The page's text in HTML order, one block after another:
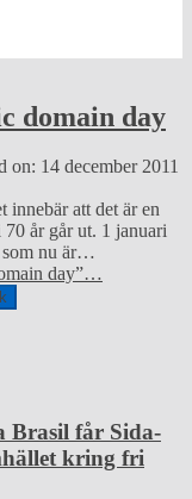
domain day
on: 14 december 2011
innebär att det är en
70 år går ut. 1 januari
som nu är…
day”…
Brasil får Sida-
kring fri